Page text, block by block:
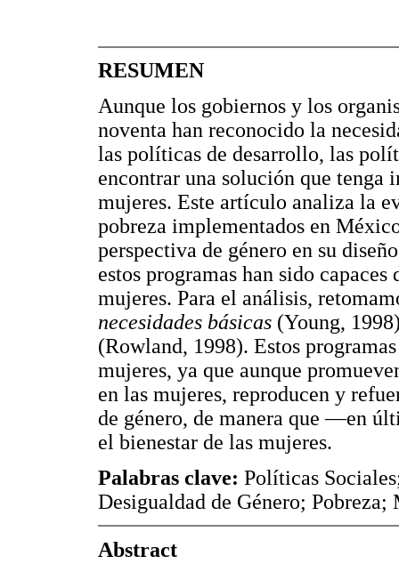
RESUMEN
Aunque los gobiernos y los
noventa han reconocido la
las políticas de desarrollo, las
encontrar una solución que tenga
mujeres. Este artículo analiza la
pobreza implementados en
perspectiva de género en su
estos programas han sido
mujeres. Para el análisis,
necesidades básicas (Young,
(Rowland, 1998). Estos
mujeres, ya que aunque
en las mujeres, reproducen y
de género, de manera que —en
el bienestar de las mujeres.
Palabras clave: Políticas
Desigualdad de Género; Pobreza;
Abstract